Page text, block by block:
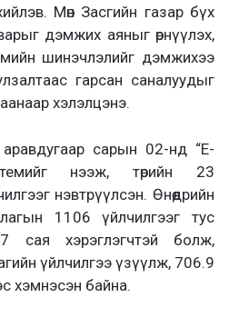
Мөн Засгийн газар бүх
дэмжих аяныг өрнүүлэх,
шинэчлэлийг дэмжихээ
гарсан саналуудыг
хэлэлцэнэ.
сарын 02-нд “E-
нээж, төрийн 23
нэвтрүүлсэн. Өнөөдрийн
1106 үйлчилгээг тус
сая хэрэглэгчтэй болж,
үйлчилгээ үзүүлж, 706.9
хэмнэсэн байна.